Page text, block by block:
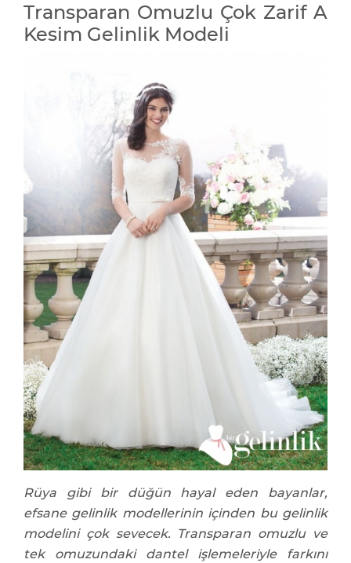
Transparan Omuzlu Çok Zarif A
Kesim Gelinlik Modeli
Rüya gibi bir düğün hayal eden bayanlar,
efsane gelinlik modellerinin içinden bu gelinlik
modelini çok sevecek. Transparan omuzlu ve
tek omuzundaki dantel işlemeleriyle farkını